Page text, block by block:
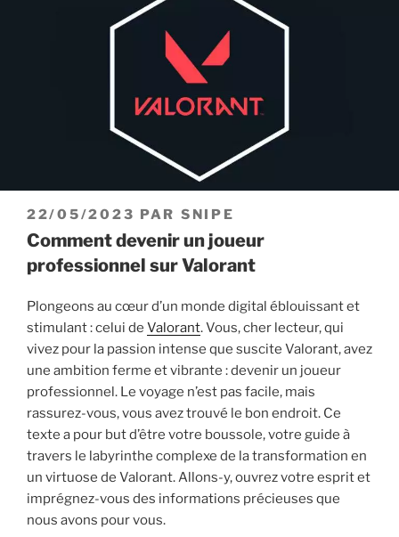
PUBLIÉ
LE
22/05/2023 PAR SNIPE
Comment devenir un joueur
professionnel sur Valorant
Plongeons au cœur d’un monde digital éblouissant et
stimulant : celui de Valorant. Vous, cher lecteur, qui
vivez pour la passion intense que suscite Valorant, avez
une ambition ferme et vibrante : devenir un joueur
professionnel. Le voyage n’est pas facile, mais
rassurez-vous, vous avez trouvé le bon endroit. Ce
texte a pour but d’être votre boussole, votre guide à
travers le labyrinthe complexe de la transformation en
un virtuose de Valorant. Allons-y, ouvrez votre esprit et
imprégnez-vous des informations précieuses que
nous avons pour vous.